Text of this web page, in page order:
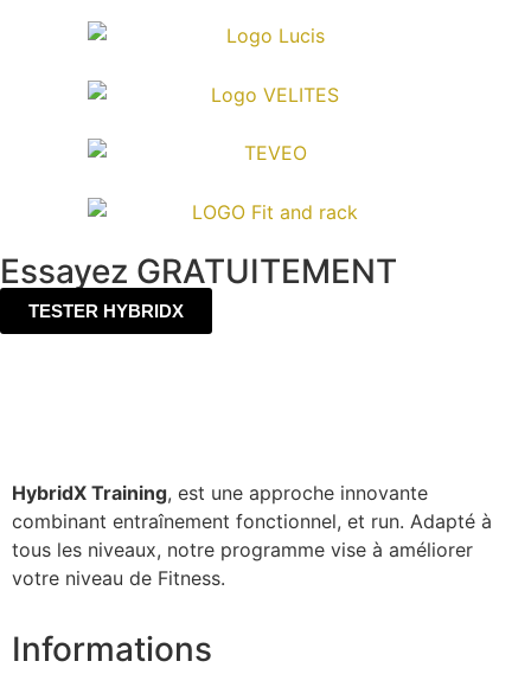
Essayez GRATUITEMENT
TESTER HYBRIDX
HybridX Training, est une approche innovante
combinant entraînement fonctionnel, et run. Adapté à
tous les niveaux, notre programme vise à améliorer
votre niveau de Fitness.
Informations